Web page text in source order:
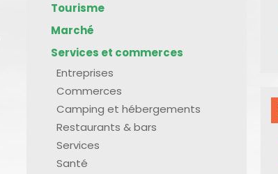
Tourisme
Marché
Services et commerces
Entreprises
Commerces
Camping et hébergements
Restaurants & bars
Services
Santé